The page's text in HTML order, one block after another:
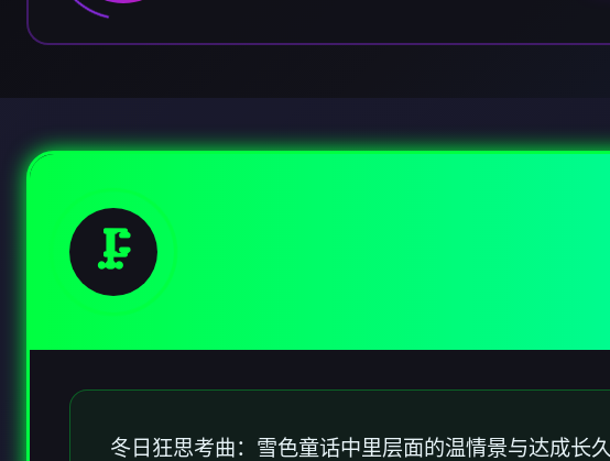
🗜️
冬日狂思考曲：雪色童话中里层面的温情景与达成长久